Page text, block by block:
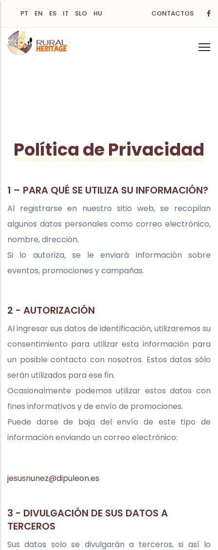
contenido
principal
PT EN ES IT SLO HU CONTACTOS
Política de Privacidad
1 – PARA QUÉ SE UTILIZA SU INFORMACIÓN?
Al registrarse en nuestro sitio web, se recopilan
algunos datos personales como correo electrónico,
nombre, dirección.
Si lo autoriza, se le enviará información sobre
eventos, promociones y campañas.
2 - AUTORIZACIÓN
Al ingresar sus datos de identificación, utilizaremos su
consentimiento para utilizar esta información para
un posible contacto con nosotros. Estos datos sólo
serán utilizados para ese fin.
Ocasionalmente podemos utilizar estos datos con
fines informativos y de envío de promociones.
Puede darse de baja del envío de este tipo de
información enviando un correo electrónico:
jesusnunez@dipuleon.es
3 - DIVULGACIÓN DE SUS DATOS A
TERCEROS
Sus datos solo se divulgarán a terceros, si así lo